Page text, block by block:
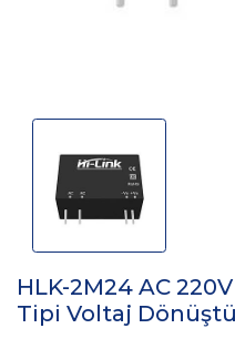
HLK-2M24 AC
Tipi Voltaj